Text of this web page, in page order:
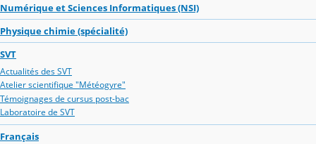
Numérique et Sciences Informatiques (NSI)
Physique chimie (spécialité)
SVT
Actualités des SVT
Atelier scientifique "Météogyre"
Témoignages de cursus post-bac
Laboratoire de SVT
Français